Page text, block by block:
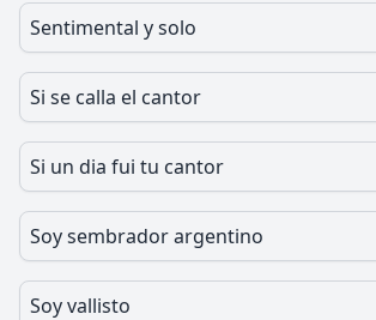
Sentimental y solo
Si se calla el cantor
Si un dia fui tu cantor
Soy sembrador argentino
Soy vallisto